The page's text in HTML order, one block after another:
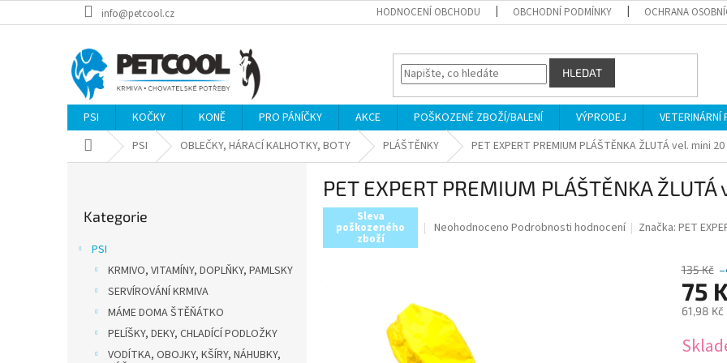
na
info@petcool.cz HODNOCENÍ OBCHODU OBCHODNÍ PODMÍNKY OCHRANA
HLEDAT
PSI KOČKY KONĚ PRO PÁNÍČKY AKCE POŠKOZENÉ ZBOŽÍ/BALENÍ VÝPRODEJ VETERINÁRNÍ
Domů PSI OBLEČKY, HÁRACÍ KALHOTKY, BOTY PLÁŠTĚNKY PET EXPERT PREMIUM PLÁŠTĚNKA ŽLUTÁ vel. mini 20
kategorie
Kategorie
PSI
KRMIVO, VITAMÍNY, DOPLŇKY, PAMLSKY
SERVÍROVÁNÍ KRMIVA
MÁME DOMA ŠTĚŇÁTKO
PELÍŠKY, DEKY, CHLADÍCÍ PODLOŽKY
VODÍTKA, OBOJKY, KŠÍRY, NÁHUBKY,
PET EXPERT PREMIUM PLÁŠTĚNKA
Sleva
poškozeného
zboží
Průměrné
5
hvězdiček.
Neohodnoceno Podrobnosti hodnocení Značka:PET
135 Kč
75
61,98 Kč
cena: